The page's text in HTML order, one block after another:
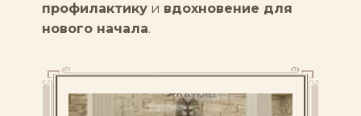
профилактику и вдохновение для
нового начала.